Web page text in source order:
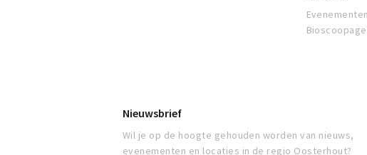
Nieuwsbrief
Wil je op de hoogte gehouden worden van nieuws,
evenementen en locaties in de regio Oosterhout?